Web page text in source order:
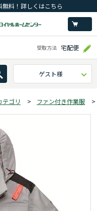
料！詳しくはこちら
受取方法 宅配便
ゲスト様
テゴリ > ファン付き作業服 >